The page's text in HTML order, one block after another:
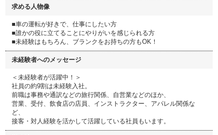
求める人物像
■車の運転が好きで、仕事にしたい方
■誰かの役に立てることにやりがいを感じられる方
■未経験はもちろん、ブランクをお持ちの方もOK！
未経験者へのメッセージ
＜未経験者が活躍中！＞
社員の約9割は未経験入社。
前職は事務や通訳などの旅行関係、自営業などのほか、
営業、受付、飲食店の店員、インストラクター、アパレル関係な
ど、
接客・対人経験を活かして活躍している社員もいます。